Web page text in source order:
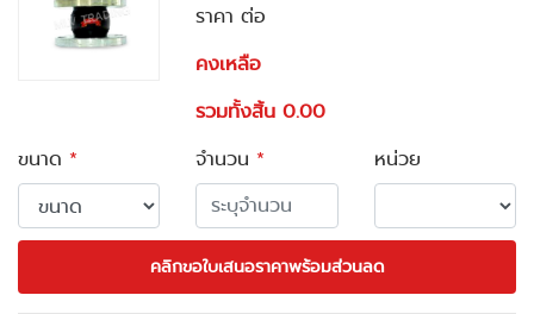
ราคา ต่อ
คงเหลือ
รวมทั้งสิ้น 0.00
ขนาด * จำนวน * หน่วย
คลิกขอใบเสนอราคาพร้อมส่วนลด